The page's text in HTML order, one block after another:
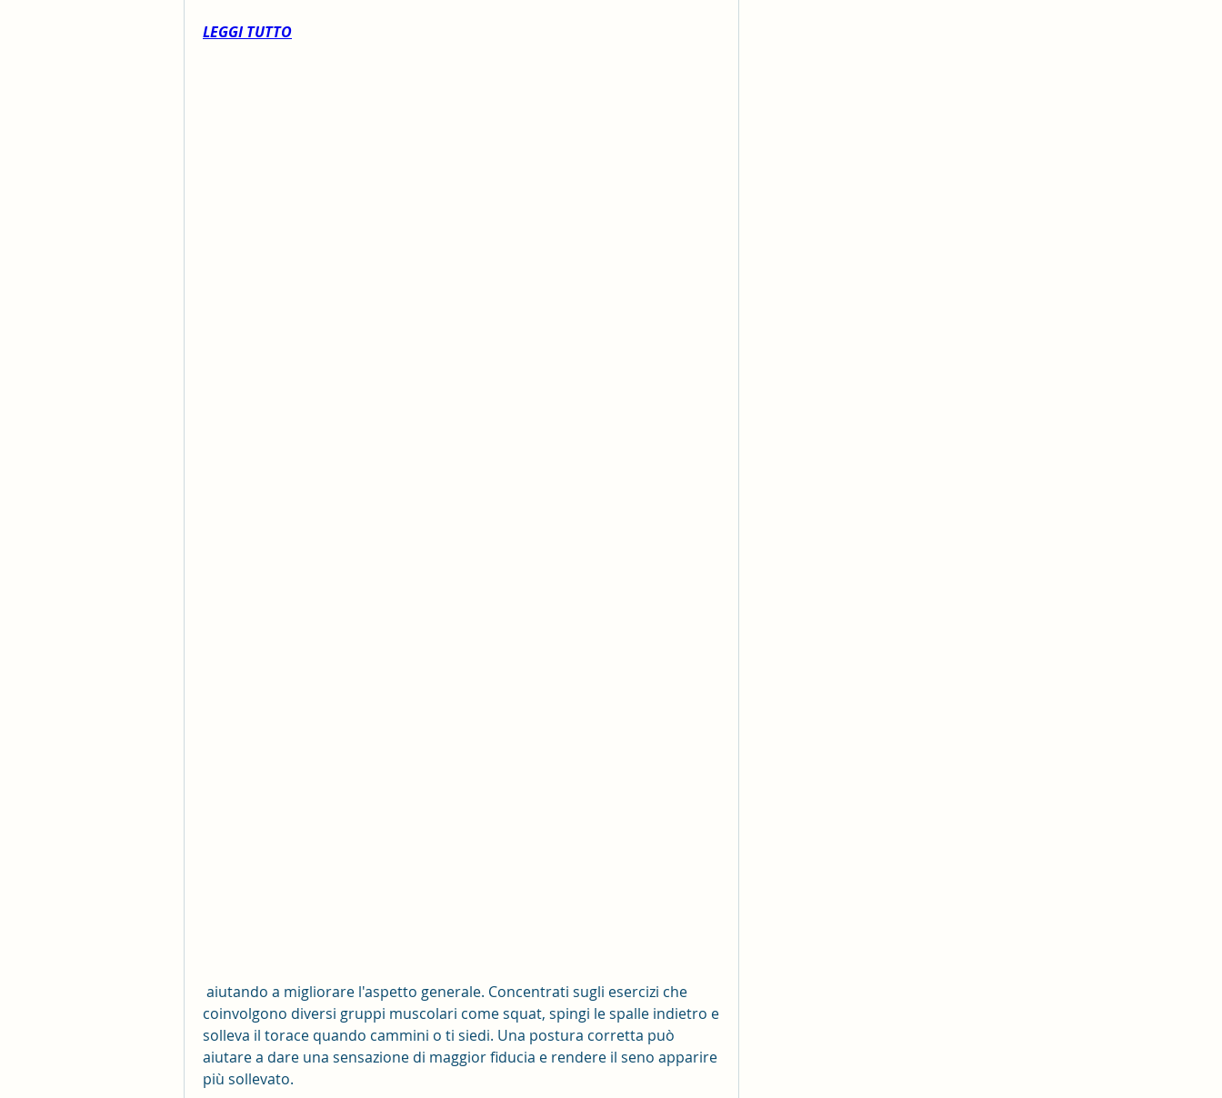
LEGGI TUTTO
coinvolgono diversi gruppi muscolari come squat, spingi le spalle indietro e
solleva il torace quando cammini o ti siedi. Una postura corretta può
aiutare a dare una sensazione di maggior fiducia e rendere il seno apparire
più sollevato.